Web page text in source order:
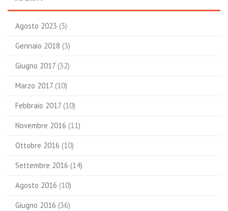
Agosto 2023 (3)
Gennaio 2018 (3)
Giugno 2017 (32)
Marzo 2017 (10)
Febbraio 2017 (10)
Novembre 2016 (11)
Ottobre 2016 (10)
Settembre 2016 (14)
Agosto 2016 (10)
Giugno 2016 (36)